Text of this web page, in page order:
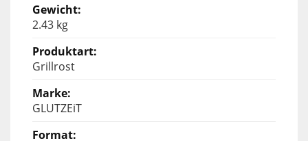
2.43 kg
Grillrost
GLUTZEiT